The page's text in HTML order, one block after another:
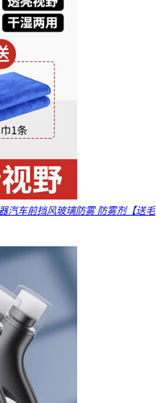
汽车前挡风玻璃防雾 防雾剂【送毛